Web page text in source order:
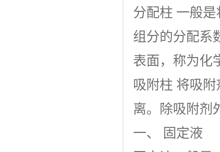
分配柱 一般
组分的分配系
表面，称为化
吸附柱 将吸
离。除吸附剂
一、 固定液